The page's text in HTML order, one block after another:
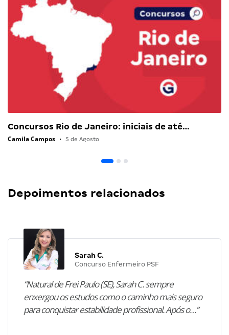
Concursos Rio de Janeiro: iniciais de até…
Camila Campos • 5 de Agosto
Depoimentos relacionados
Sarah C.
Concurso Enfermeiro PSF
“Natural de Frei Paulo (SE), Sarah C. sempre
enxergou os estudos como o caminho mais seguro
para conquistar estabilidade profissional. Após o…”